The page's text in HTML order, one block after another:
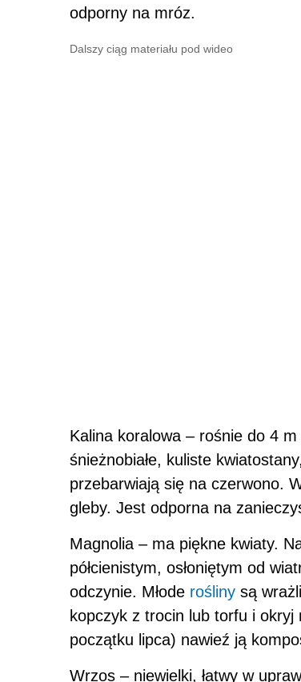
odporny na mróz.
Dalszy ciąg materiału pod wideo
Kalina koralowa – rośnie do 4
śnieżnobiałe, kuliste
przebarwiają się na czerwono.
gleby. Jest odporna na
Magnolia – ma piękne kwiaty.
półcienistym, osłoniętym od
odczynie. Młode rośliny są
kopczyk z trocin lub torfu i
początku lipca) nawieź ją
Wrzos – niewielki, łatwy w